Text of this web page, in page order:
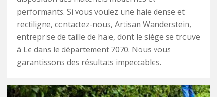
performants. Si vous voulez une haie dense et
rectiligne, contactez-nous, Artisan Wanderstein,
entreprise de taille de haie, dont le siège se trouve
à Le dans le département 7070. Nous vous
garantissons des résultats impeccables.